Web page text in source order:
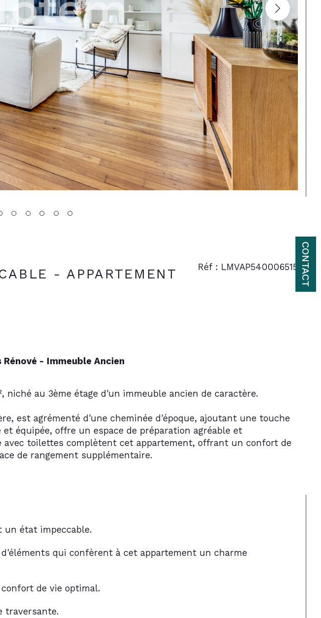
CONTACT
- APPARTEMENT
Réf : LMVAP540006515
Rénové - Immeuble Ancien
au 3ème étage d'un immeuble ancien de caractère.
est agrémenté d'une cheminée d'époque, ajoutant une touche
équipée, offre un espace de préparation agréable et
toilettes complètent cet appartement, offrant un confort de
de rangement supplémentaire.
un état impeccable.
qui confèrent à cet appartement un charme
de vie optimal.
traversante.